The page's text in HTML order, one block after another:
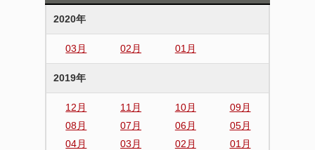
2020年
03月 02月 01月
2019年
12月 11月 10月
09月
08月
07月 06月
05月
04月
03月 02月 01月